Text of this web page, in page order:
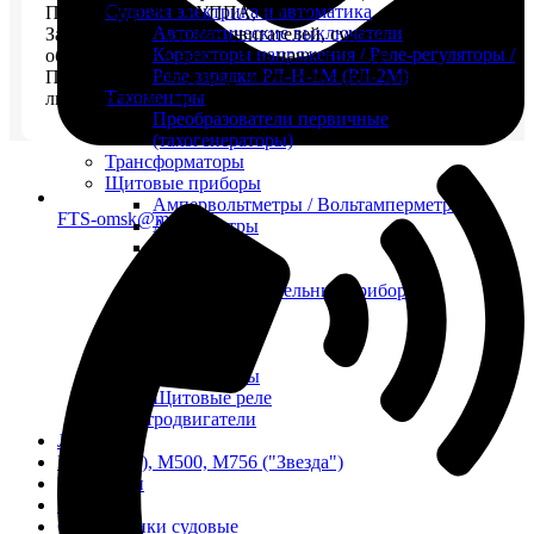
FTS-omsk@mail.ru
Судовая электрика и автоматика
Автоматические выключатели
Корректоры напряжения / Реле-регуляторы /
Реле зарядки РЛ-Н-1М (РЛ-2М)
Тахоментры
Преобразователи первичные
(тахогенераторы)
Трансформаторы
Щитовые приборы
Ампервольтметры / Вольтамперметры
Амперметры
Другие измерительные приборы
Частотомеры
Щитовые реле
Электродвигатели
Лебедка
М400 (401), М500, М756 ("Звезда")
Пускатели
Разное
Светильники судовые
ПОРШНЕВАЯ ГРУППА, БЛОК
Запчасти для судовых двигателей, судовое
оборудование в наличии на нашем складе.
Поставим необходимые комплектующие для судов в
любой регион России.